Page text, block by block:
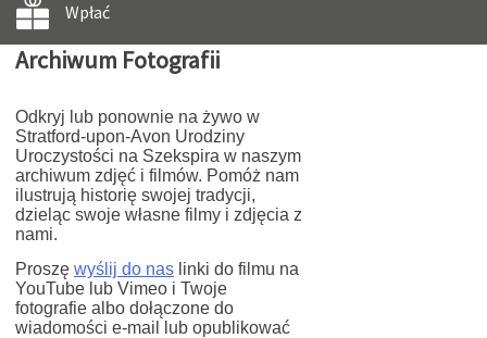
Wpłać
Archiwum Fotografii
Odkryj lub ponownie na żywo w
Stratford-upon-Avon Urodziny
Uroczystości na Szekspira w naszym
archiwum zdjęć i filmów. Pomóż nam
ilustrują historię swojej tradycji,
dzieląc swoje własne filmy i zdjęcia z
nami.
Proszę wyślij do nas linki do filmu na
YouTube lub Vimeo i Twoje
fotografie albo dołączone do
wiadomości e-mail lub opublikować